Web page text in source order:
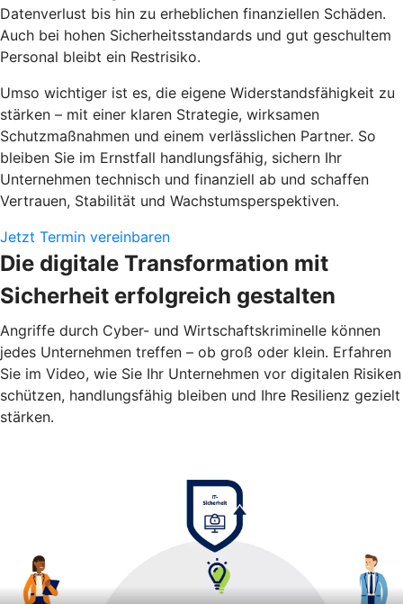
Datenverlust bis hin zu erheblichen finanziellen Schäden.
Auch bei hohen Sicherheitsstandards und gut geschultem
Personal bleibt ein Restrisiko.
Umso wichtiger ist es, die eigene Widerstandsfähigkeit zu
stärken – mit einer klaren Strategie, wirksamen
Schutzmaßnahmen und einem verlässlichen Partner. So
bleiben Sie im Ernstfall handlungsfähig, sichern Ihr
Unternehmen technisch und finanziell ab und schaffen
Vertrauen, Stabilität und Wachstumsperspektiven.
Jetzt Termin vereinbaren
Die digitale Transformation mit
Sicherheit erfolgreich gestalten
Angriffe durch Cyber- und Wirtschaftskriminelle können
jedes Unternehmen treffen – ob groß oder klein. Erfahren
Sie im Video, wie Sie Ihr Unternehmen vor digitalen Risiken
schützen, handlungsfähig bleiben und Ihre Resilienz gezielt
stärken.